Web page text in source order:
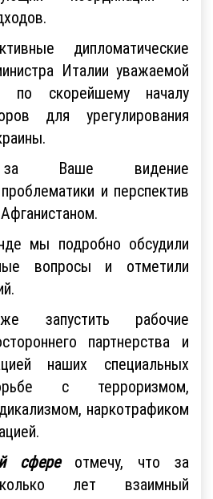
дипломатические
Италии уважаемой
по скорейшему началу
для урегулирования
за Ваше видение
и перспектив
мы подробно обсудили
вопросы и отметили
запустить рабочие
партнерства и
наших специальных
с терроризмом,
наркотрафиком
сфере
отмечу, что за
лет взаимный